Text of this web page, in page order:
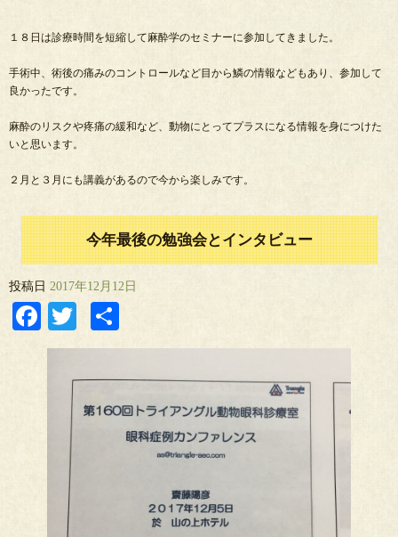
１８日は診療時間を短縮して麻酔学のセミナーに参加してきました。
手術中、術後の痛みのコントロールなど目から鱗の情報などもあり、参加して
良かったです。
麻酔のリスクや疼痛の緩和など、動物にとってプラスになる情報を身につけた
いと思います。
２月と３月にも講義があるので今から楽しみです。
今年最後の勉強会とインタビュー
投稿日 2017年12月12日
Facebook
Twitter
有